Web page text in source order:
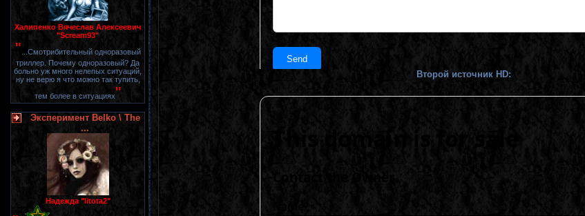
Халипенко Вячеслав Алексеевич
"Scream93"
" ...Смотрибительный одноразовый
триллер. Почему одноразовый? Да
больно уж много нелепых ситуаций,
ну не верю я что можно так тупить,
тем более в ситуациях"
Эксперимент Belko \ The
...
Надежда "litota2"
Второй источник HD: